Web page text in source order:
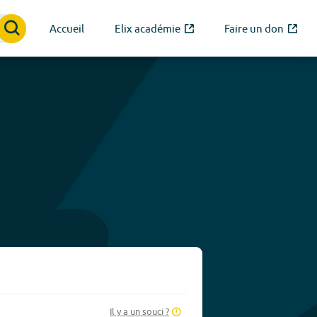
Accueil Elix académie Faire un don
Il y a un souci ?